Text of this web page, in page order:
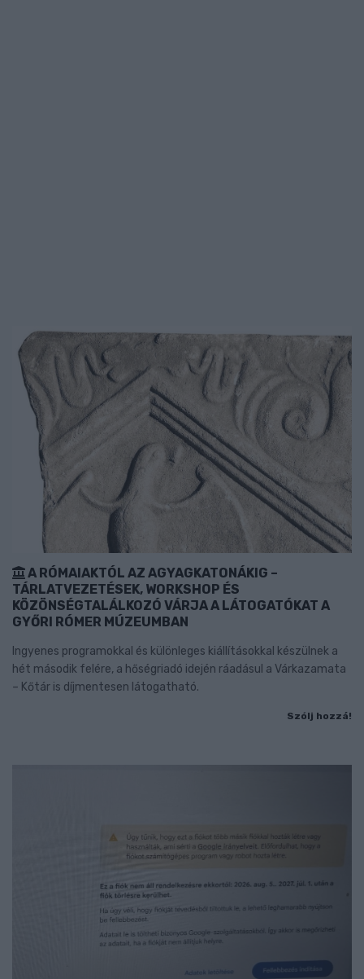
A RÓMAIAKTÓL AZ AGYAGKATONÁKIG –
TÁRLATVEZETÉSEK, WORKSHOP ÉS
KÖZÖNSÉGTALÁLKOZÓ VÁRJA A LÁTOGATÓKAT A
GYŐRI RÓMER MÚZEUMBAN
Ingyenes programokkal és különleges kiállításokkal készülnek a
hét második felére, a hőségriadó idején ráadásul a Várkazamata
– Kőtár is díjmentesen látogatható.
Szólj hozzá!